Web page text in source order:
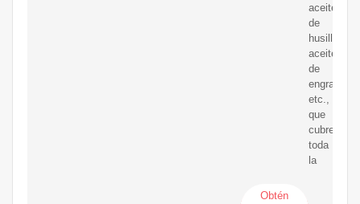
aceite
de
husillo,
aceite
de
engranaje,
etc.,
que
cubren
toda
la
Obtén